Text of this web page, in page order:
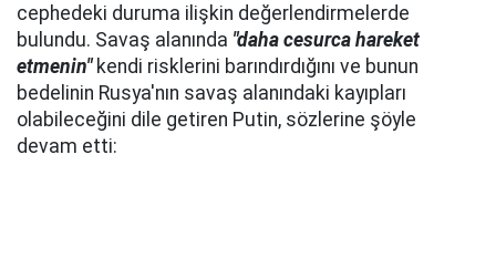
cephedeki duruma ilişkin değerlendirmelerde
bulundu. Savaş alanında "daha cesurca hareket
etmenin"kendi risklerini barındırdığını ve bunun
bedelinin Rusya'nın savaş alanındaki kayıpları
olabileceğini dile getiren Putin, sözlerine şöyle
devam etti: